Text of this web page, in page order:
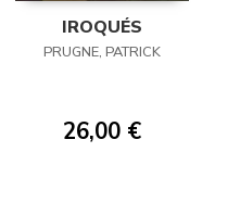
IROQUÉS
PRUGNE, PATRICK
26,00 €